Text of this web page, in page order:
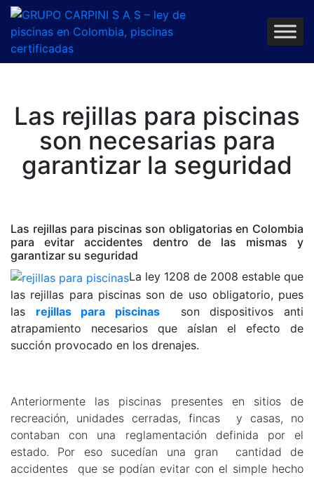
Las rejillas para piscinas
son necesarias para
garantizar la seguridad
Las rejillas para piscinas son obligatorias en Colombia
para evitar accidentes dentro de las mismas y
garantizar su seguridad
La ley 1208 de 2008 estable que
las rejillas para piscinas son de uso obligatorio, pues
las rejillas para piscinas son dispositivos anti
atrapamiento necesarios que aíslan el efecto de
succión provocado en los drenajes.
Anteriormente las piscinas presentes en sitios de
recreación, unidades cerradas, fincas y casas, no
contaban con una reglamentación definida por el
estado. Por eso sucedían una gran cantidad de
accidentes que se podían evitar con el simple hecho